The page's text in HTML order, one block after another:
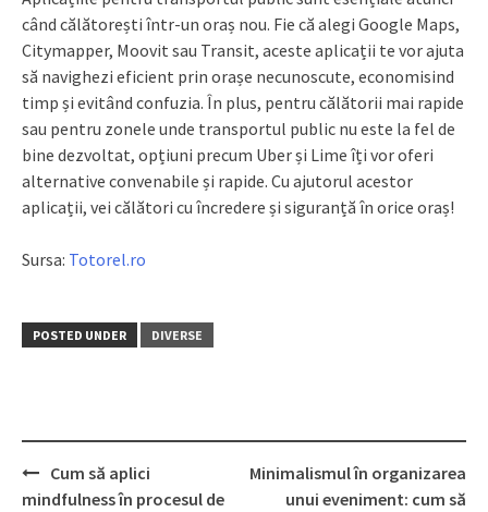
când călătorești într-un oraș nou. Fie că alegi Google Maps,
Citymapper, Moovit sau Transit, aceste aplicații te vor ajuta
să navighezi eficient prin orașe necunoscute, economisind
timp și evitând confuzia. În plus, pentru călătorii mai rapide
sau pentru zonele unde transportul public nu este la fel de
bine dezvoltat, opțiuni precum Uber și Lime îți vor oferi
alternative convenabile și rapide. Cu ajutorul acestor
aplicații, vei călători cu încredere și siguranță în orice oraș!
Sursa: Totorel.ro
POSTED UNDER DIVERSE
Post
navigation
Cum să aplici
mindfulness în procesul de
Minimalismul în organizarea
unui eveniment: cum să